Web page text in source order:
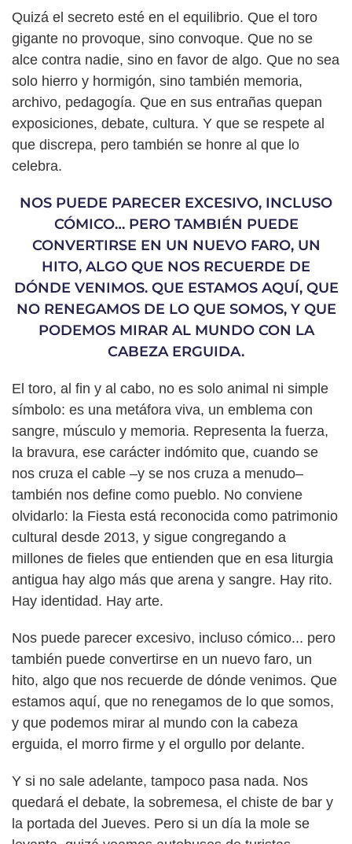
Quizá el secreto esté en el equilibrio. Que el toro
gigante no provoque, sino convoque. Que no se
alce contra nadie, sino en favor de algo. Que no sea
solo hierro y hormigón, sino también memoria,
archivo, pedagogía. Que en sus entrañas quepan
exposiciones, debate, cultura. Y que se respete al
que discrepa, pero también se honre al que lo
celebra.
NOS PUEDE PARECER EXCESIVO, INCLUSO
CÓMICO… PERO TAMBIÉN PUEDE
CONVERTIRSE EN UN NUEVO FARO, UN
HITO, ALGO QUE NOS RECUERDE DE
DÓNDE VENIMOS. QUE ESTAMOS AQUÍ, QUE
NO RENEGAMOS DE LO QUE SOMOS, Y QUE
PODEMOS MIRAR AL MUNDO CON LA
CABEZA ERGUIDA.
El toro, al fin y al cabo, no es solo animal ni simple
símbolo: es una metáfora viva, un emblema con
sangre, músculo y memoria. Representa la fuerza,
la bravura, ese carácter indómito que, cuando se
nos cruza el cable –y se nos cruza a menudo–
también nos define como pueblo. No conviene
olvidarlo: la Fiesta está reconocida como patrimonio
cultural desde 2013, y sigue congregando a
millones de fieles que entienden que en esa liturgia
antigua hay algo más que arena y sangre. Hay rito.
Hay identidad. Hay arte.
Nos puede parecer excesivo, incluso cómico... pero
también puede convertirse en un nuevo faro, un
hito, algo que nos recuerde de dónde venimos. Que
estamos aquí, que no renegamos de lo que somos,
y que podemos mirar al mundo con la cabeza
erguida, el morro firme y el orgullo por delante.
Y si no sale adelante, tampoco pasa nada. Nos
quedará el debate, la sobremesa, el chiste de bar y
la portada del Jueves. Pero si un día la mole se